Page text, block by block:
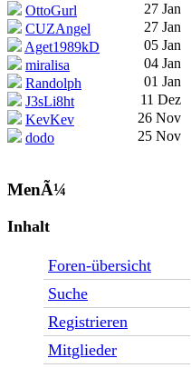
OttoGurl
27 Jan
CUZAngel
27 Jan
Aget1989kD
05 Jan
miralisa
04 Jan
Randolph
01 Jan
J3sLi8ht
11 Dez
KevKev
26 Nov
dodo
25 Nov
MenÃ¼
Inhalt
Foren-übersicht
Suche
Registrieren
Mitglieder